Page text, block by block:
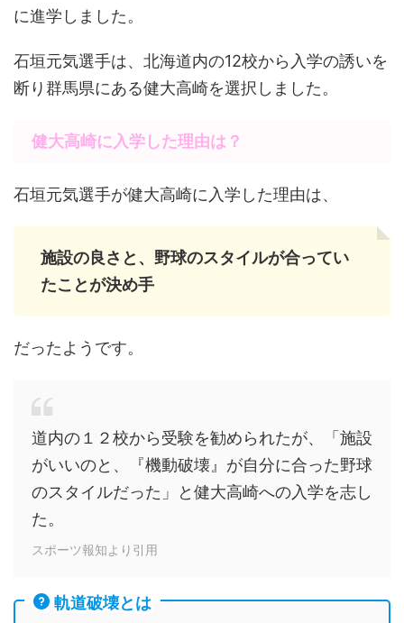
に進学しました。
石垣元気選手は、北海道内の12校から入学の誘いを
断り群馬県にある健大高崎を選択しました。
健大高崎に入学した理由は？
石垣元気選手が健大高崎に入学した理由は、
施設の良さと、野球のスタイルが合ってい
たことが決め手
だったようです。
道内の１２校から受験を勧められたが、「施設
がいいのと、『機動破壊』が自分に合った野球
のスタイルだった」と健大高崎への入学を志し
た。
スポーツ報知より引用
軌道破壊とは